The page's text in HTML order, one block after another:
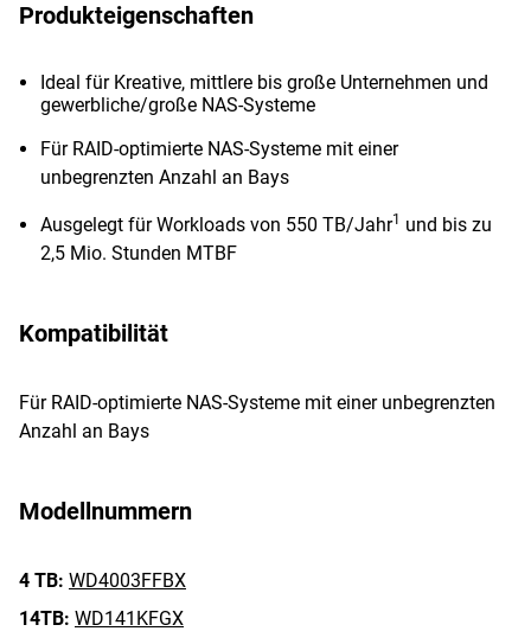
Produkteigenschaften
Ideal für Kreative, mittlere bis große Unternehmen und
gewerbliche/große NAS-Systeme
Für RAID-optimierte NAS-Systeme mit einer
unbegrenzten Anzahl an Bays
Ausgelegt für Workloads von 550 TB/Jahr1
und bis zu
2,5 Mio. Stunden MTBF
Kompatibilität
Für RAID-optimierte NAS-Systeme mit einer unbegrenzten
Anzahl an Bays
Modellnummern
4 TB: WD4003FFBX
14TB: WD141KFGX